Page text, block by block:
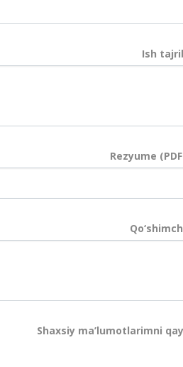
Ish
Rezyume
Shaxsiy ma’lumotlarimni